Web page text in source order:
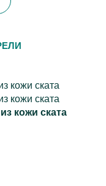
кожи ската